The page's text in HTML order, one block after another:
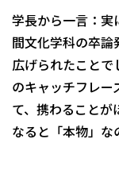
学長から一言：実
間文化学科の卒論
広げられたこと
のキャッチフレ
て、携わること
なると「本物」な